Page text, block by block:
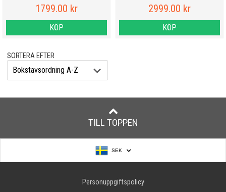
1799.00 kr
KÖP
2999.00 kr
KÖP
SORTERA EFTER
TILL TOPPEN
SEK
Personuppgiftspolicy